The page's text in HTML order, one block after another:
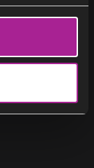
service